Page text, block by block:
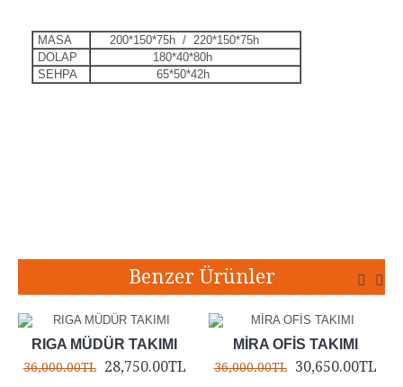
MASA
200*150*75h / 220*150*75h
DOLAP
180*40*80h
SEHPA
65*50*42h
Benzer Ürünler
RIGA MÜDÜR TAKIMI
36,000.00TL 28,750.00TL
MİRA OFİS TAKIMI
36,000.00TL 30,650.00TL